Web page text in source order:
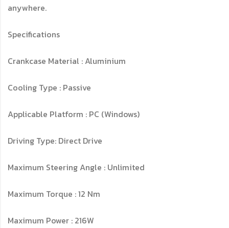
anywhere.
Specifications
Crankcase Material : Aluminium
Cooling Type : Passive
Applicable Platform : PC (Windows)
Driving Type: Direct Drive
Maximum Steering Angle : Unlimited
Maximum Torque : 12 Nm
Maximum Power : 216W